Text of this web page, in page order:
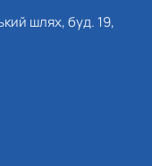
шлях, буд. 19,